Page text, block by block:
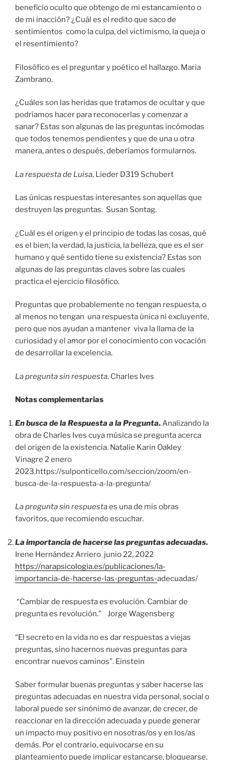
beneficio oculto que obtengo de mi estancamiento o
de mi inacción? ¿Cuál es el redito que saco de
sentimientos como la culpa, del victimismo, la queja o
el resentimiento?
Filosófico es el preguntar y poético el hallazgo. Maria
Zambrano.
¿Cuáles son las heridas que tratamos de ocultar y que
podríamos hacer para reconocerlas y comenzar a
sanar? Estas son algunas de las preguntas incómodas
que todos tenemos pendientes y que de una u otra
manera, antes o después, deberíamos formularnos.
La respuesta de Luisa, Lieder D319 Schubert
Las únicas respuestas interesantes son aquellas que
destruyen las preguntas. Susan Sontag.
¿Cuál es el origen y el principio de todas las cosas, qué
es el bien, la verdad, la justicia, la belleza, que es el ser
humano y qué sentido tiene su existencia? Estas son
algunas de las preguntas claves sobre las cuales
practica el ejercicio filosófico.
Preguntas que probablemente no tengan respuesta, o
al menos no tengan una respuesta única ni excluyente,
pero que nos ayudan a mantener viva la llama de la
curiosidad y el amor por el conocimiento con vocación
de desarrollar la excelencia.
La pregunta sin respuesta. Charles Ives
Notas complementarias
En busca de la Respuesta a la Pregunta.Analizando la
obra de Charles Ives cuya música se pregunta acerca
del origen de la existencia. Natalie Karin Oakley
Vinagre 2 enero
2023.https://sulponticello.com/seccion/zoom/en-
busca-de-la-respuesta-a-la-pregunta/
La pregunta sin respuestaes una de mis obras
favoritos, que recomiendo escuchar.
La importancia de hacerse las preguntas adecuadas.
Irene Hernández Arriero junio 22, 2022
https://narapsicologia.es/publicaciones/la-
importancia-de-hacerse-las-preguntas-adecuadas/
“Cambiar de respuesta es evolución. Cambiar de
pregunta es revolución.” Jorge Wagensberg
“El secreto en la vida no es dar respuestas a viejas
preguntas, sino hacernos nuevas preguntas para
encontrar nuevos caminos”. Einstein
Saber formular buenas preguntas y saber hacerse las
preguntas adecuadas en nuestra vida personal, social o
laboral puede ser sinónimo de avanzar, de crecer, de
reaccionar en la dirección adecuada y puede generar
un impacto muy positivo en nosotras/os y en los/as
demás. Por el contrario, equivocarse en su
planteamiento puede implicar estancarse, bloquearse,